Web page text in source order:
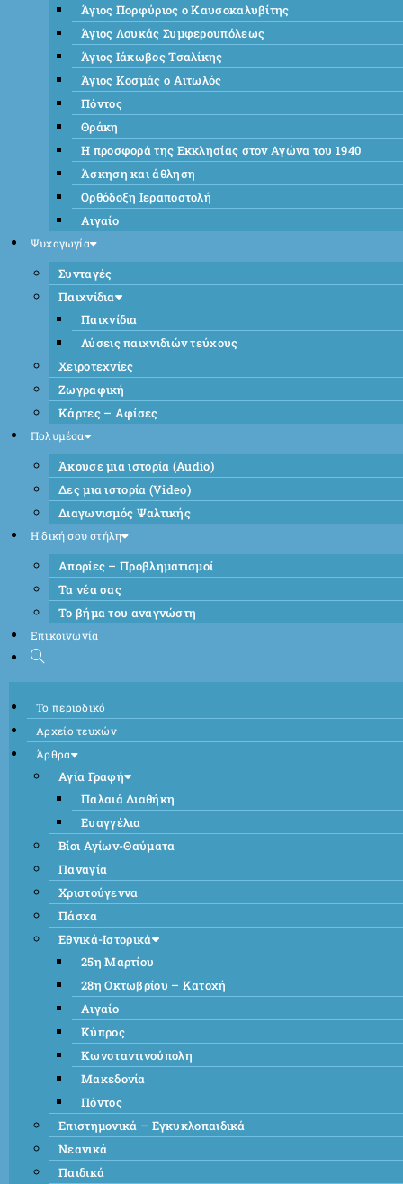
Άγιος Πορφύριος ο Καυσοκαλυβίτης
Άγιος Λουκάς Συμφερουπόλεως
Άγιος Ιάκωβος Τσαλίκης
Άγιος Κοσμάς ο Αιτωλός
Πόντος
Θράκη
Η προσφορά της Εκκλησίας στον Αγώνα του 1940
Άσκηση και άθληση
Ορθόδοξη Ιεραποστολή
Αιγαίο
Ψυχαγωγία
Συνταγές
Παιχνίδια
Παιχνίδια
Λύσεις παιχνιδιών τεύχους
Χειροτεχνίες
Ζωγραφική
Κάρτες – Αφίσες
Πολυμέσα
Άκουσε μια ιστορία (Audio)
Δες μια ιστορία (Video)
Διαγωνισμός Ψαλτικής
Η δική σου στήλη
Απορίες – Προβληματισμοί
Τα νέα σας
Το βήμα του αναγνώστη
Επικοινωνία
Το περιοδικό
Αρχείο τευχών
Άρθρα
Αγία Γραφή
Παλαιά Διαθήκη
Ευαγγέλια
Βίοι Αγίων-Θαύματα
Παναγία
Χριστούγεννα
Πάσχα
Εθνικά-Ιστορικά
25η Μαρτίου
28η Οκτωβρίου – Κατοχή
Αιγαίο
Κύπρος
Κωνσταντινούπολη
Μακεδονία
Πόντος
Επιστημονικά – Εγκυκλοπαιδικά
Νεανικά
Παιδικά